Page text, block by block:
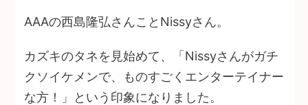
AAAの西島隆弘さんことNissyさん。
カズキのタネを見始めて、「Nissyさんがガチ
クソイケメンで、ものすごくエンターテイナー
な方！」という印象になりました。